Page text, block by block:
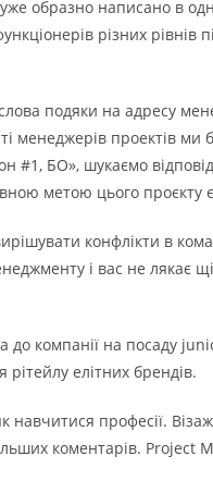
образно написано в
різних рівнів
подяки на адресу
проектів ми
#1, БО», шукаємо
метою цього проєкту
конфлікти в
і вас не лякає
до компанії на посаду
елітних брендів.
навчитися професії.
коментарів. Project